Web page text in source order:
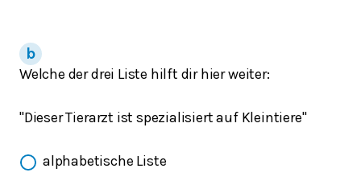
Welche der drei Liste hilft dir hier weiter:
"Dieser Tierarzt ist spezialisiert auf Kleintiere"
alphabetische Liste